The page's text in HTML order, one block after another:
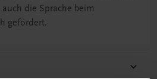
die Sprache beim
gefördert.